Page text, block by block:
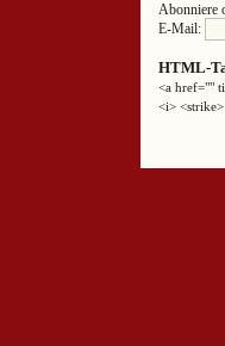
Abonniere
E-Mail:
HTML-
<a href=""
<i>